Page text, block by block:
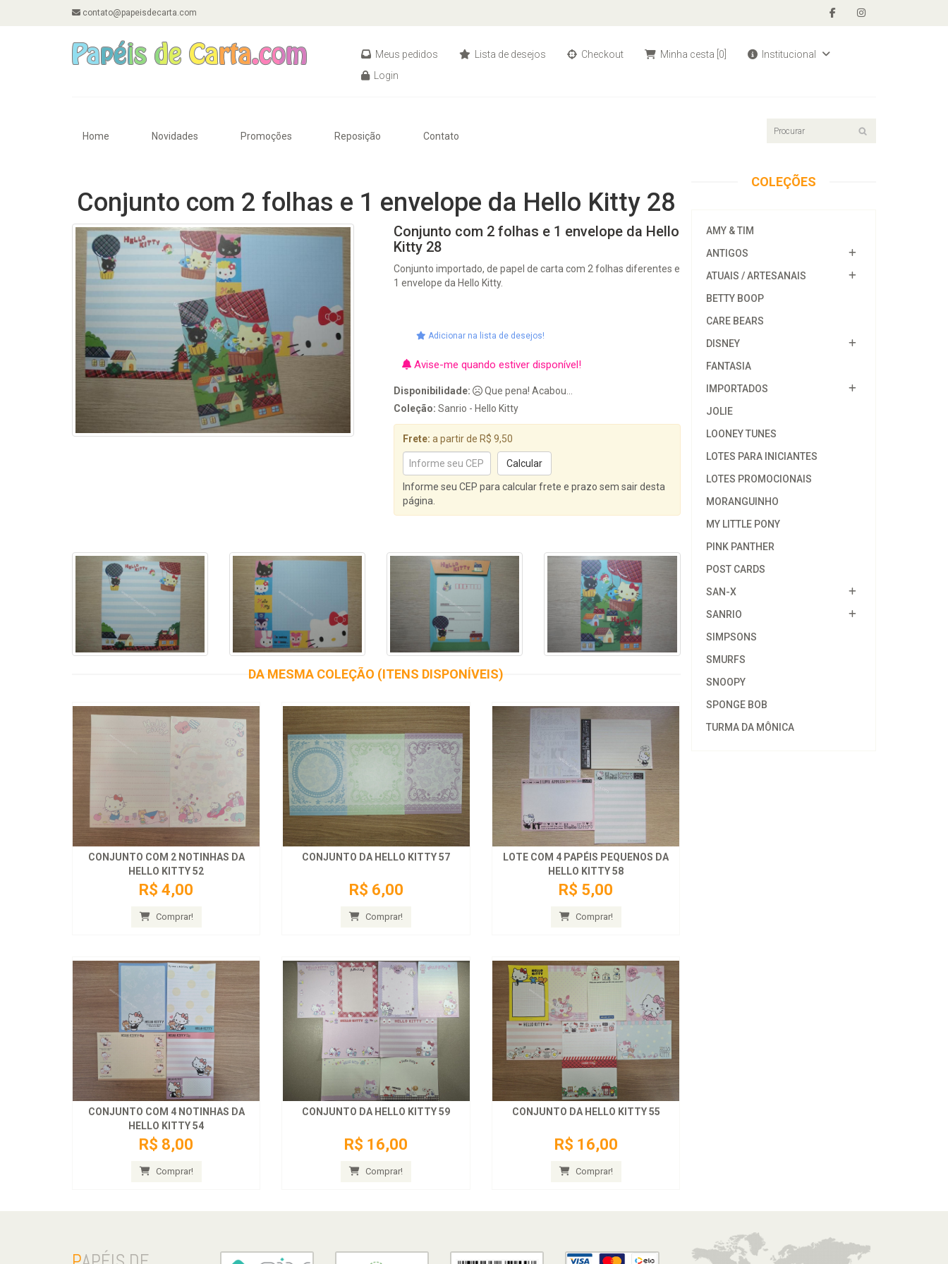
contato@papeisdecarta.com
Meus pedidos Lista de desejos Checkout Minha cesta [0]
Institucional
Login
Home Novidades Promoções Reposição Contato
Conjunto com 2 folhas e 1 envelope da Hello Kitty 28
Conjunto com 2 folhas e 1 envelope da Hello
Kitty 28
Conjunto importado, de papel de carta com 2 folhas diferentes e
1 envelope da Hello Kitty.
Adicionar na lista de desejos!
Avise-me quando estiver disponível!
Disponibilidade:
Que pena! Acabou...
Coleção: Sanrio - Hello Kitty
Frete: a partir de R$ 9,50
Informe seu CEP para calcular frete e prazo sem sair desta
página.
DA MESMA COLEÇÃO (ITENS DISPONÍVEIS)
CONJUNTO COM 2 NOTINHAS DA
HELLO KITTY 52
R$ 4,00
Comprar!
CONJUNTO DA HELLO KITTY 57
R$ 6,00
Comprar!
LOTE COM 4 PAPÉIS PEQUENOS DA
HELLO KITTY 58
R$ 5,00
Comprar!
CONJUNTO COM 4 NOTINHAS DA
HELLO KITTY 54
R$ 8,00
Comprar!
CONJUNTO DA HELLO KITTY 59
R$ 16,00
Comprar!
CONJUNTO DA HELLO KITTY 55
R$ 16,00
Comprar!
COLEÇÕES
AMY & TIM
ANTIGOS
ATUAIS / ARTESANAIS
BETTY BOOP
CARE BEARS
DISNEY
FANTASIA
IMPORTADOS
JOLIE
LOONEY TUNES
LOTES PARA INICIANTES
LOTES PROMOCIONAIS
MORANGUINHO
MY LITTLE PONY
PINK PANTHER
POST CARDS
SAN-X
SANRIO
SIMPSONS
SMURFS
SNOOPY
SPONGE BOB
TURMA DA MÔNICA